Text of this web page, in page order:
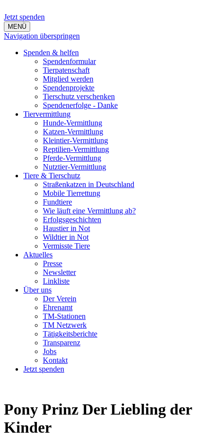
Jetzt spenden
MENÜ
Navigation überspringen
Spenden & helfen
Spendenformular
Tierpatenschaft
Mitglied werden
Spendenprojekte
Tierschutz verschenken
Spendenerfolge - Danke
Tiervermittlung
Hunde-Vermittlung
Katzen-Vermittlung
Kleintier-Vermittlung
Reptilien-Vermittlung
Pferde-Vermittlung
Nutztier-Vermittlung
Tiere & Tierschutz
Straßenkatzen in Deutschland
Mobile Tierrettung
Fundtiere
Wie läuft eine Vermittlung ab?
Erfolgsgeschichten
Haustier in Not
Wildtier in Not
Vermisste Tiere
Aktuelles
Presse
Newsletter
Linkliste
Über uns
Der Verein
Ehrenamt
TM-Stationen
TM Netzwerk
Tätigkeitsberichte
Transparenz
Jobs
Kontakt
Jetzt spenden
Pony Prinz Der Liebling der
Kinder